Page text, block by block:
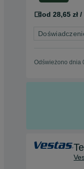
od 28,65 zł
Odświeżono dnia